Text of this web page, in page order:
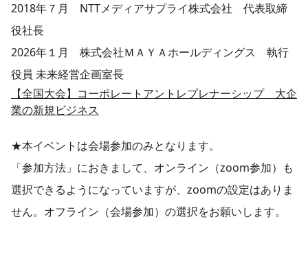
2018年７月 NTTメディアサプライ株式会社 代表取締
役社長
2026年１月 株式会社ＭＡＹＡホールディングス 執行
役員 未来経営企画室長
【全国大会】コーポレートアントレプレナーシップ 大企
業の新規ビジネス
★本イベントは会場参加のみとなります。
「参加方法」におきまして、オンライン（zoom参加）も
選択できるようになっていますが、zoomの設定はありま
せん。オフライン（会場参加）の選択をお願いします。